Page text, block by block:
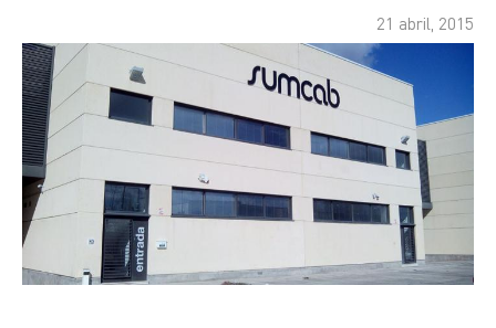
de
ayuda
a
la
21 abril, 2015